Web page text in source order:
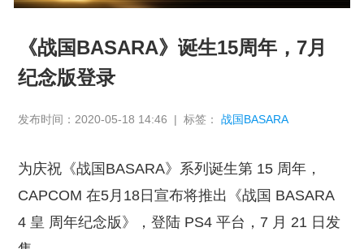
《战国BASARA》诞生15周年，7月
纪念版登录
发布时间：2020-05-18 14:46 | 标签：战国BASARA
为庆祝《战国BASARA》系列诞生第 15 周年，
CAPCOM 在5月18日宣布将推出《战国 BASARA
4 皇 周年纪念版》，登陆 PS4 平台，7 月 21 日发